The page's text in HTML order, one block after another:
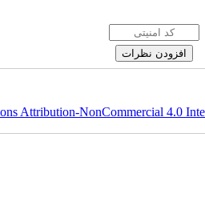
Attribution-NonCommercial 4.0